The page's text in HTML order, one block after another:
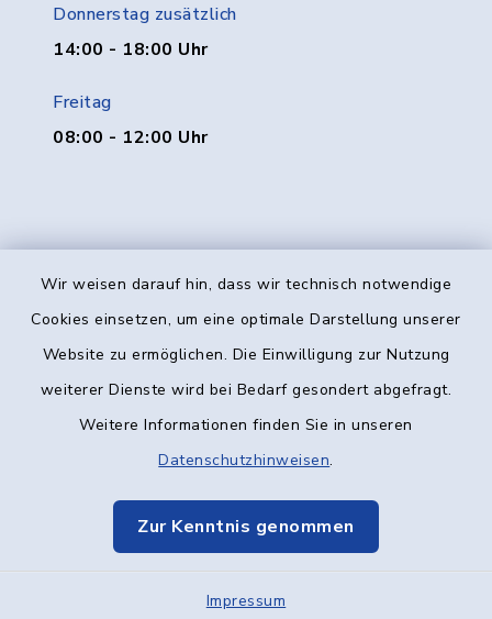
Wir weisen darauf hin, dass wir technisch notwendige
Cookies einsetzen, um eine optimale Darstellung unserer
Website zu ermöglichen. Die Einwilligung zur Nutzung
weiterer Dienste wird bei Bedarf gesondert abgefragt.
Weitere Informationen finden Sie in unseren
Datenschutzhinweisen.
Zur Kenntnis genommen
Impressum
Donnerstag zusätzlich
14:00 - 18:00 Uhr
Freitag
08:00 - 12:00 Uhr
Kontakt
Datenschutz
Elektronische Kommunikation
Sitemap